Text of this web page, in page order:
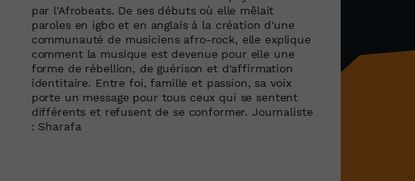
par l'Afrobeats. De ses débuts où elle mêlait
paroles en igbo et en anglais à la création d'une
communauté de musiciens afro-rock, elle explique
comment la musique est devenue pour elle une
forme de rébellion, de guérison et d'affirmation
identitaire. Entre foi, famille et passion, sa voix
porte un message pour tous ceux qui se sentent
différents et refusent de se conformer. Journaliste
: Sharafa